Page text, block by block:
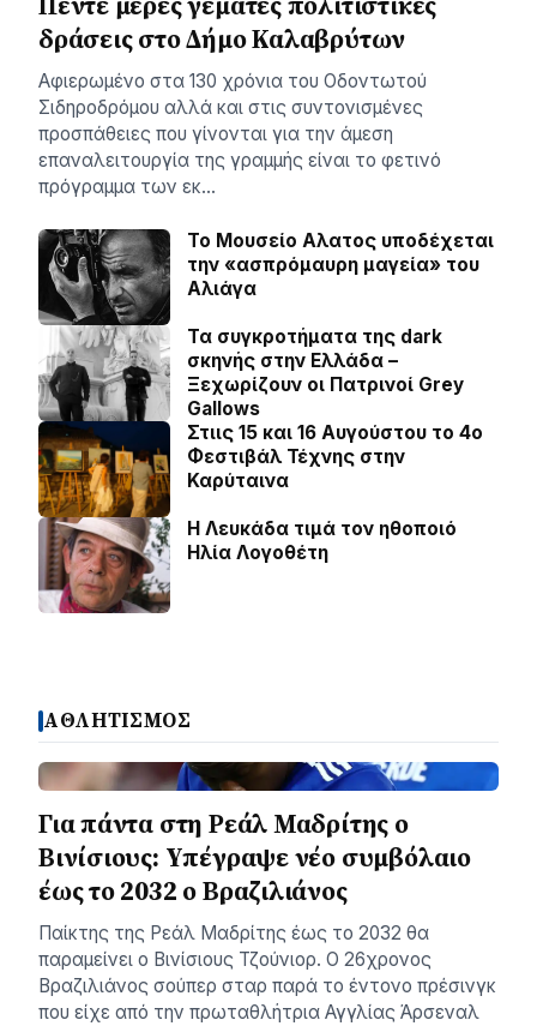
δράσεις στο Δήμο Καλαβρύτων
Αφιερωμένο στα 130 χρόνια του Οδοντωτού
Σιδηροδρόμου αλλά και στις συντονισμένες
προσπάθειες που γίνονται για την άμεση
επαναλειτουργία της γραμμής είναι το φετινό
πρόγραμμα των εκ…
Το Μουσείο Αλατος υποδέχεται
την «ασπρόμαυρη μαγεία» του
Αλιάγα
Τα συγκροτήματα της dark
σκηνής στην Ελλάδα –
Ξεχωρίζουν οι Πατρινοί Grey
Gallows
Στιις 15 και 16 Αυγούστου το 4ο
Φεστιβάλ Τέχνης στην
Καρύταινα
Η Λευκάδα τιμά τον ηθοποιό
Ηλία Λογοθέτη
ΑΘΛΗΤΙΣΜΟΣ
Για πάντα στη Ρεάλ Μαδρίτης ο
Βινίσιους: Yπέγραψε νέο συμβόλαιο
έως το 2032 ο Βραζιλιάνος
Παίκτης της Ρεάλ Μαδρίτης έως το 2032 θα
παραμείνει ο Βινίσιους Τζούνιορ. Ο 26χρονος
Βραζιλιάνος σούπερ σταρ παρά το έντονο πρέσινγκ
που είχε από την πρωταθλήτρια Αγγλίας Άρσεναλ